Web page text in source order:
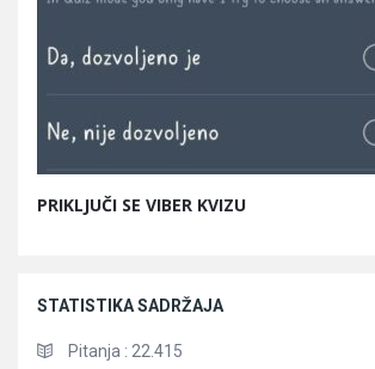
PRIKLJUČI SE VIBER KVIZU
STATISTIKA SADRŽAJA
Pitanja : 22.415